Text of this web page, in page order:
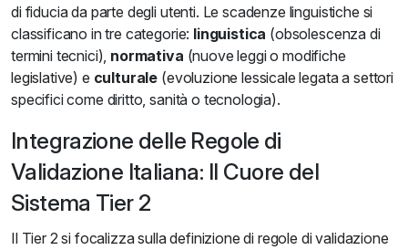
di fiducia da parte degli utenti. Le scadenze linguistiche si
classificano in tre categorie: linguistica (obsolescenza di
termini tecnici), normativa (nuove leggi o modifiche
legislative) e culturale (evoluzione lessicale legata a settori
specifici come diritto, sanità o tecnologia).
Integrazione delle Regole di
Validazione Italiana: Il Cuore del
Sistema Tier 2
Il Tier 2 si focalizza sulla definizione di regole di validazione